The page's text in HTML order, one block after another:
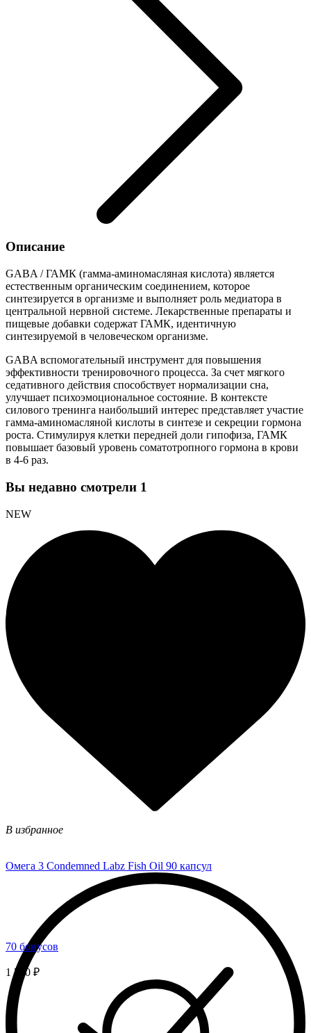
Описание
GABA / ГАМК (гамма-аминомасляная кислота) является
естественным органическим соединением, которое
синтезируется в организме и выполняет роль медиатора в
центральной нервной системе. Лекарственные препараты и
пищевые добавки содержат ГАМК, идентичную
синтезируемой в человеческом организме.
GABA вспомогательный инструмент для повышения
эффективности тренировочного процесса. За счет мягкого
седативного действия способствует нормализации сна,
улучшает психоэмоциональное состояние. В контексте
силового тренинга наибольший интерес представляет участие
гамма-аминомасляной кислоты в синтезе и секреции гормона
роста. Стимулируя клетки передней доли гипофиза, ГАМК
повышает базовый уровень соматотропного гормона в крови
в 4-6 раз.
Вы недавно смотрели 1
NEW
В избранное
Омега 3 Condemned Labz Fish Oil 90 капсул
70 бонусов
1 750 ₽